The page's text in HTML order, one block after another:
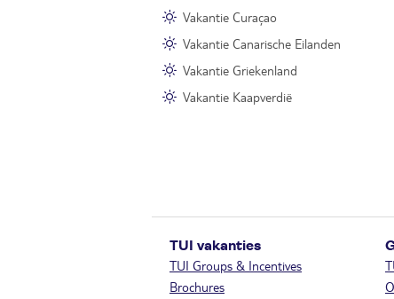
Vakantie Curaçao
Vakantie Canarische Eilanden
Vakantie Griekenland
Vakantie Kaapverdië
TUI vakanties
TUI Groups & Incentives
Brochures